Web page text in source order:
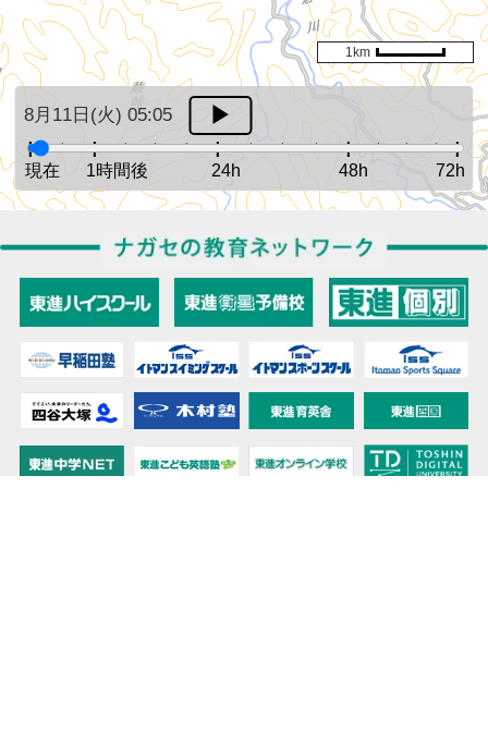
8月11日(火) 05:05
現在 1時間後 24h 48h 72h
1km